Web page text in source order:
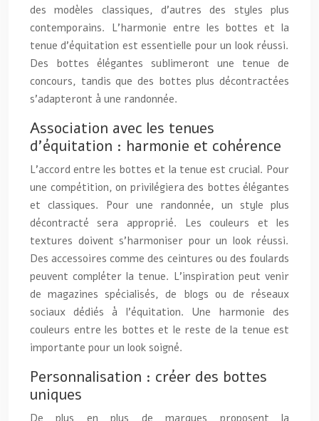
des modèles classiques, d’autres des styles plus
contemporains. L’harmonie entre les bottes et la
tenue d’équitation est essentielle pour un look réussi.
Des bottes élégantes sublimeront une tenue de
concours, tandis que des bottes plus décontractées
s’adapteront à une randonnée.
Association avec les tenues
d’équitation : harmonie et cohérence
L’accord entre les bottes et la tenue est crucial. Pour
une compétition, on privilégiera des bottes élégantes
et classiques. Pour une randonnée, un style plus
décontracté sera approprié. Les couleurs et les
textures doivent s’harmoniser pour un look réussi.
Des accessoires comme des ceintures ou des foulards
peuvent compléter la tenue. L’inspiration peut venir
de magazines spécialisés, de blogs ou de réseaux
sociaux dédiés à l’équitation. Une harmonie des
couleurs entre les bottes et le reste de la tenue est
importante pour un look soigné.
Personnalisation : créer des bottes
uniques
De plus en plus de marques proposent la